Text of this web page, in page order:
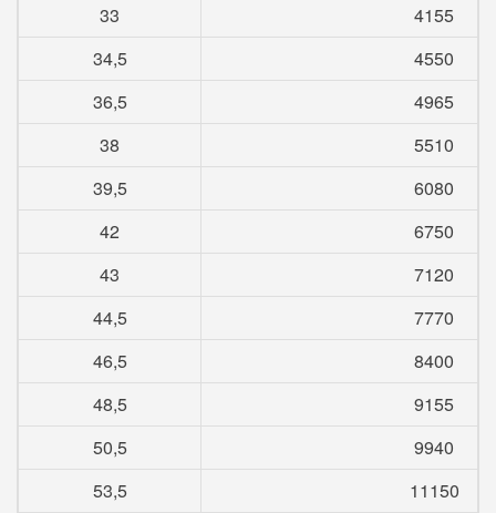
33
4155
34,5
4550
36,5
4965
38
5510
39,5
6080
42
6750
43
7120
44,5
7770
46,5
8400
48,5
9155
50,5
9940
53,5
11150